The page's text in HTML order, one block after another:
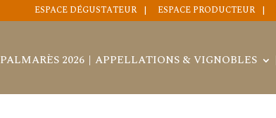
ESPACE DÉGUSTATEUR ESPACE PRODUCTEUR
PALMARÈS 2026 APPELLATIONS & VIGNOBLES